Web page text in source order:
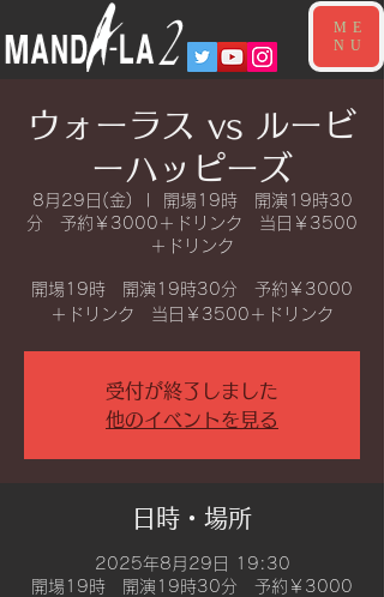
ME
NU
ウォーラス vs ルービ
ーハッピーズ
8月29日(金)
開場19時 開演19時30
分 予約￥3000＋ドリンク 当日￥3500
＋ドリンク
開場19時 開演19時30分 予約￥3000
＋ドリンク 当日￥3500＋ドリンク
受付が終了しました
他のイベントを見る
日時・場所
2025年8月29日 19:30
開場19時 開演19時30分 予約￥3000